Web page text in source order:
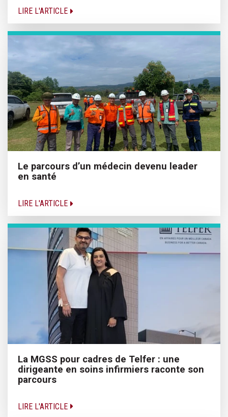
LIRE L'ARTICLE
Le parcours d’un médecin devenu leader
en santé
LIRE L'ARTICLE
La MGSS pour cadres de Telfer : une
dirigeante en soins infirmiers raconte son
parcours
LIRE L'ARTICLE